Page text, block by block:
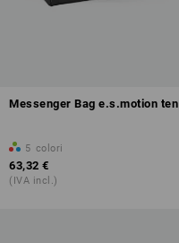
Messenger Bag e.s.motion ten
5 colori
63,32 €
(IVA incl.)